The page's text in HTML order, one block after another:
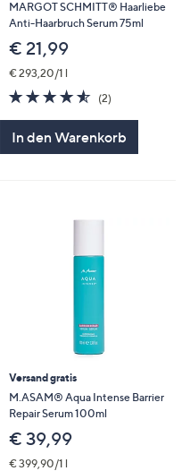
MARGOT SCHMITT® Haarliebe
Anti-Haarbruch Serum 75ml
€ 21,99
€ 293,20/1 l
4.5
von
(2)
In den Warenkorb
Versand gratis
M.ASAM® Aqua Intense Barrier
Repair Serum 100ml
€ 39,99
€ 399,90/1 l